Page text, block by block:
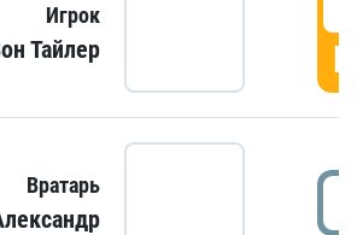
Игрок
Тайлер
Вратарь